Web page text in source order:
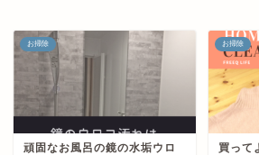
お掃除
頑固なお風呂の鏡の水垢ウロ
お掃除
買って